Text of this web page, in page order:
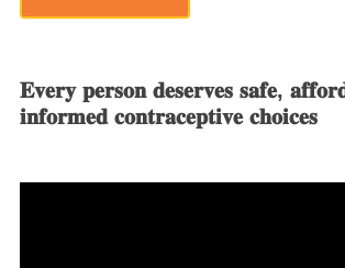
𝐄𝐯𝐞𝐫𝐲 𝐩𝐞𝐫𝐬𝐨𝐧 𝐝𝐞𝐬𝐞𝐫𝐯𝐞𝐬 𝐬𝐚𝐟𝐞,
𝐢𝐧𝐟𝐨𝐫𝐦𝐞𝐝 𝐜𝐨𝐧𝐭𝐫𝐚𝐜𝐞𝐩𝐭𝐢𝐯𝐞 𝐜𝐡𝐨𝐢𝐜𝐞𝐬